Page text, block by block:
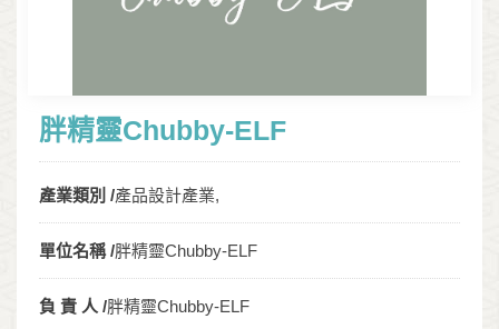
胖精靈Chubby-ELF
產業類別 /產品設計產業,
單位名稱 /胖精靈Chubby-ELF
負 責 人 /胖精靈Chubby-ELF